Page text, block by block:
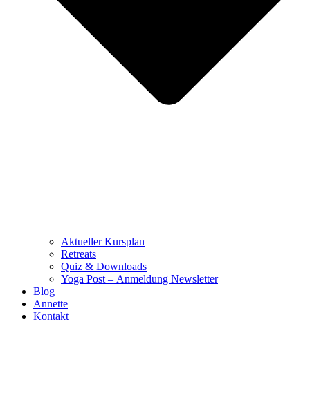
Aktueller Kursplan
Retreats
Quiz & Downloads
Yoga Post – Anmeldung Newsletter
Blog
Annette
Kontakt